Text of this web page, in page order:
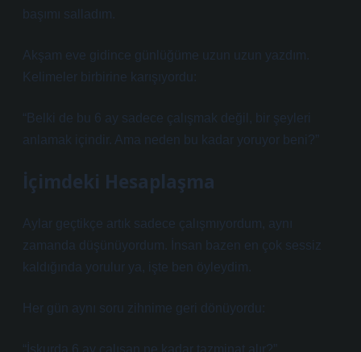
başımı salladım.
Akşam eve gidince günlüğüme uzun uzun yazdım.
Kelimeler birbirine karışıyordu:
“Belki de bu 6 ay sadece çalışmak değil, bir şeyleri
anlamak içindir. Ama neden bu kadar yoruyor beni?”
İçimdeki Hesaplaşma
Aylar geçtikçe artık sadece çalışmıyordum, aynı
zamanda düşünüyordum. İnsan bazen en çok sessiz
kaldığında yorulur ya, işte ben öyleydim.
Her gün aynı soru zihnime geri dönüyordu:
“İşkurda 6 ay çalışan ne kadar tazminat alır?”